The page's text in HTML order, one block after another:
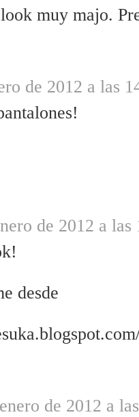
muy majo.
de 2012 a las
de 2012 a las
desde
de 2012 a